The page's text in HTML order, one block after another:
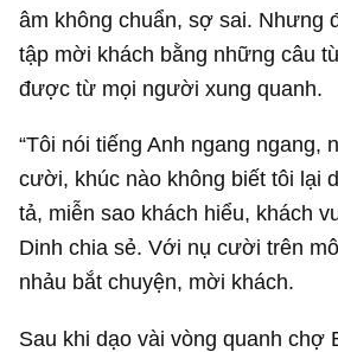
âm không chuẩn, sợ sai. Nhưng
tập mời khách bằng những câu
được từ mọi người xung quanh.
“Tôi nói tiếng Anh ngang ngang,
cười, khúc nào không biết tôi lại
tả, miễn sao khách hiểu, khách
Dinh chia sẻ. Với nụ cười trên
nhảu bắt chuyện, mời khách.
Sau khi dạo vài vòng quanh chợ